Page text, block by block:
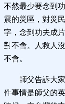
不然最少要念到
震的災區，對災
字，念到功夫成
對不會。人救人
不會。
師父告訴大
件事情是師父的